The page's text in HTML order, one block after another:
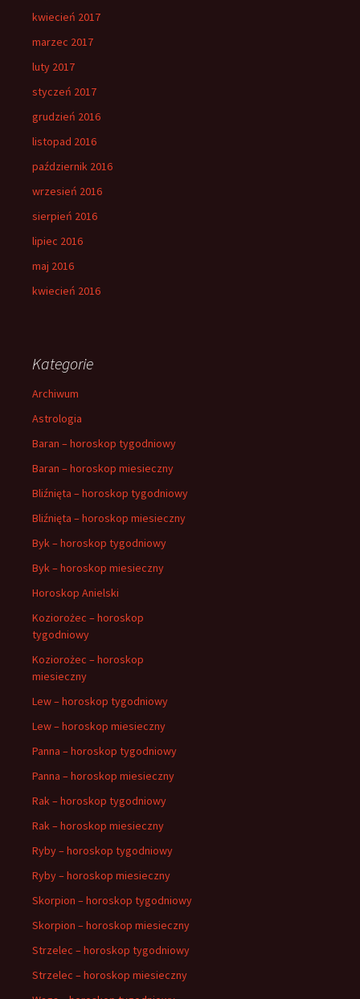
kwiecień 2017
marzec 2017
luty 2017
styczeń 2017
grudzień 2016
listopad 2016
październik 2016
wrzesień 2016
sierpień 2016
lipiec 2016
maj 2016
kwiecień 2016
Kategorie
Archiwum
Astrologia
Baran – horoskop tygodniowy
Baran – horoskop miesieczny
Bliźnięta – horoskop tygodniowy
Bliźnięta – horoskop miesieczny
Byk – horoskop tygodniowy
Byk – horoskop miesieczny
Horoskop Anielski
Koziorożec – horoskop
tygodniowy
Koziorożec – horoskop
miesieczny
Lew – horoskop tygodniowy
Lew – horoskop miesieczny
Panna – horoskop tygodniowy
Panna – horoskop miesieczny
Rak – horoskop tygodniowy
Rak – horoskop miesieczny
Ryby – horoskop tygodniowy
Ryby – horoskop miesieczny
Skorpion – horoskop tygodniowy
Skorpion – horoskop miesieczny
Strzelec – horoskop tygodniowy
Strzelec – horoskop miesieczny